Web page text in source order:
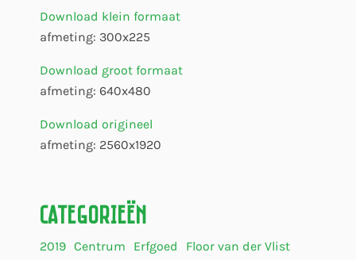
Download klein formaat
afmeting: 300x225
Download groot formaat
afmeting: 640x480
Download origineel
afmeting: 2560x1920
Categorieën
2019 Centrum Erfgoed Floor van der Vlist